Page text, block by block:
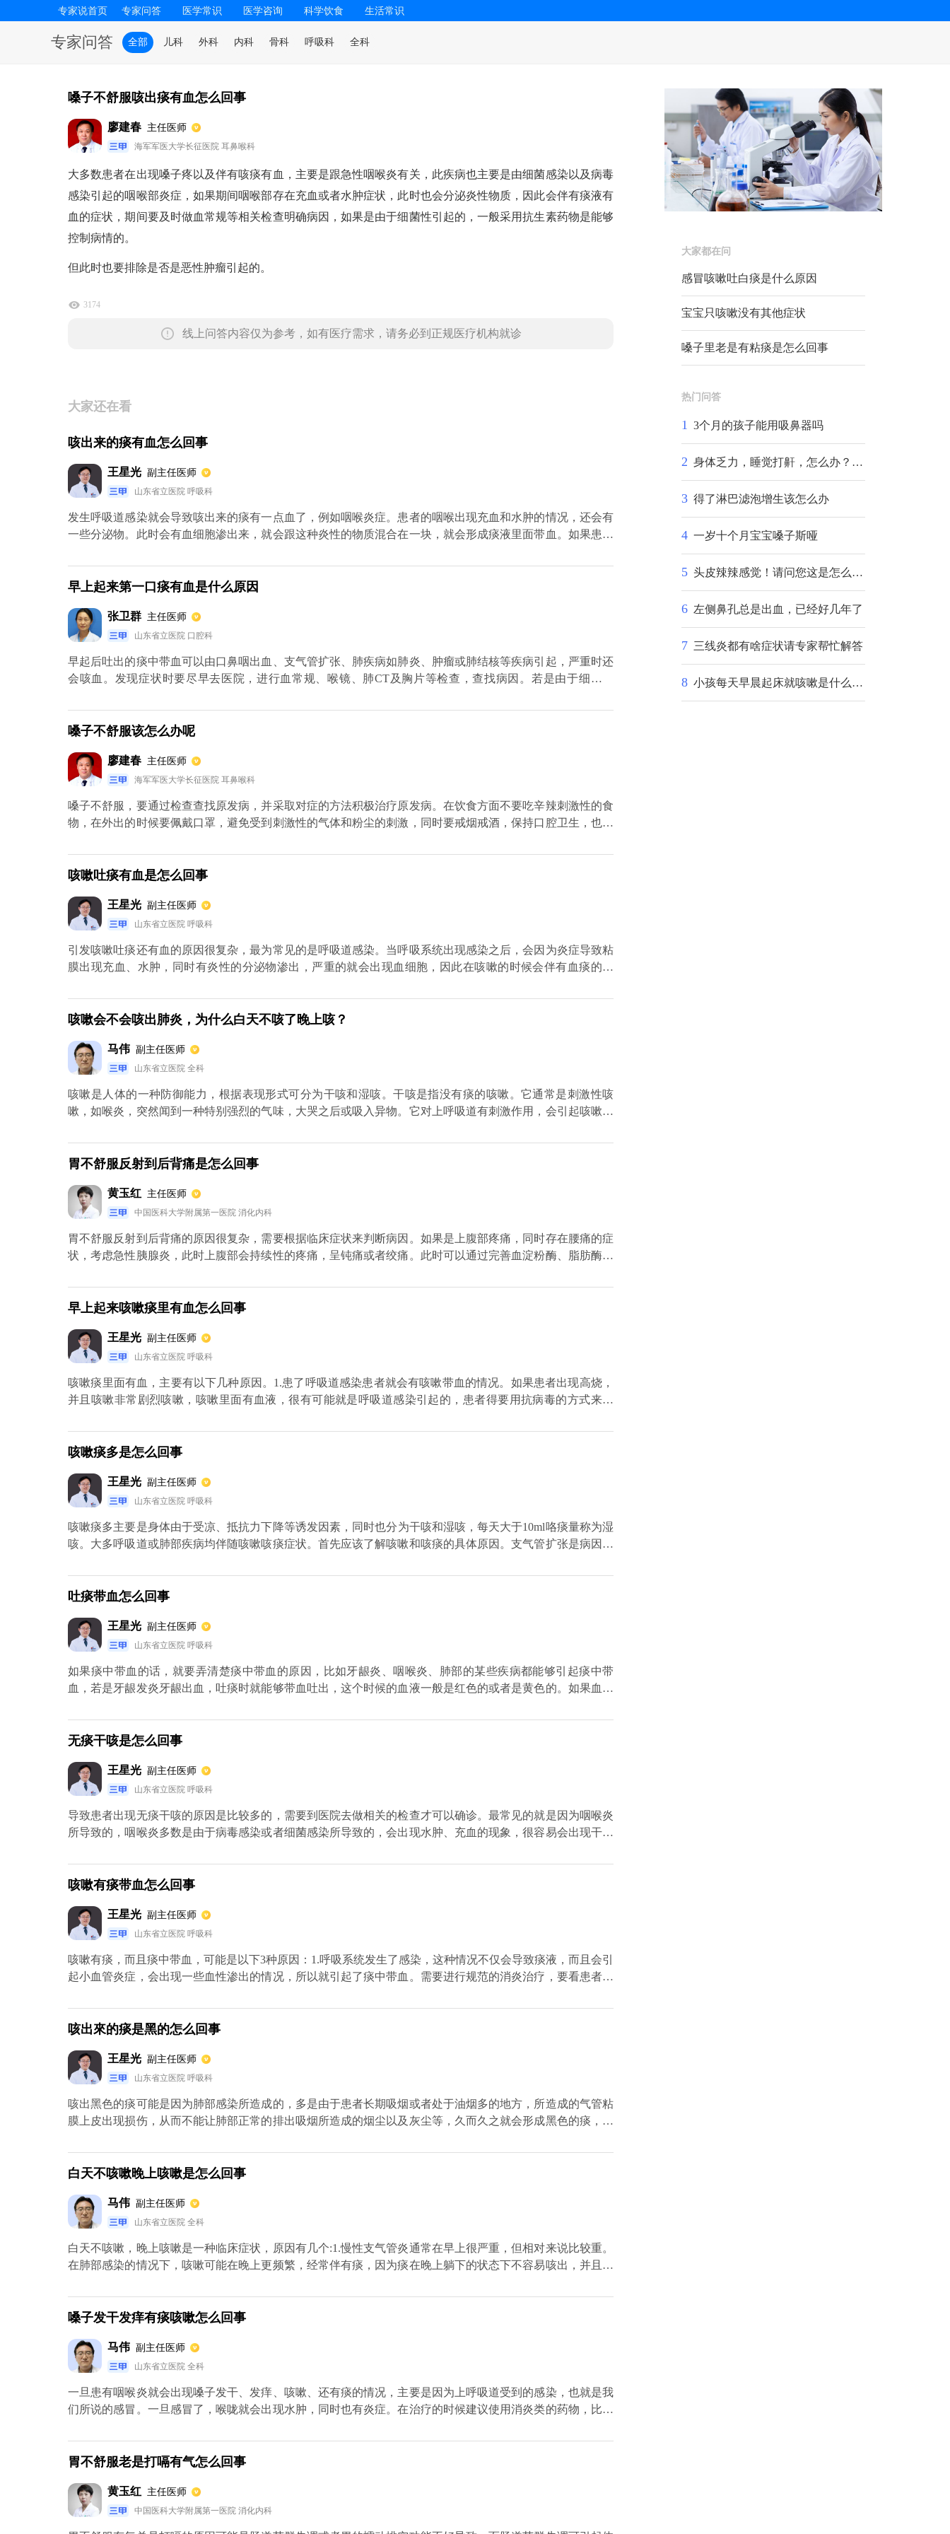
专家说首页 专家问答 医学常识 医学咨询 科学饮食 生活常识
专家问答 全部 儿科 外科 内科 骨科 呼吸科 全科
嗓子不舒服咳出痰有血怎么回事
廖建春 主任医师
海军军医大学长征医院 耳鼻喉科
大多数患者在出现嗓子疼以及伴有咳痰有血，主要是跟急性咽喉炎有关，此疾病也主要是由细菌感染以及病毒
感染引起的咽喉部炎症，如果期间咽喉部存在充血或者水肿症状，此时也会分泌炎性物质，因此会伴有痰液有
血的症状，期间要及时做血常规等相关检查明确病因，如果是由于细菌性引起的，一般采用抗生素药物是能够
控制病情的。
但此时也要排除是否是恶性肿瘤引起的。
3174
线上问答内容仅为参考，如有医疗需求，请务必到正规医疗机构就诊
大家还在看
咳出来的痰有血怎么回事
王星光 副主任医师
山东省立医院 呼吸科
发生呼吸道感染就会导致咳出来的痰有一点血了，例如咽喉炎症。患者的咽喉出现充血和水肿的情况，还会有
一些分泌物。此时会有血细胞渗出来，就会跟这种炎性的物质混合在一块，就会形成痰液里面带血。如果患者
会引起患者的血管破裂，就会出现咳血的症状了。肿瘤患者在并发感染情况下，也会导致咳出来的痰有血。
早上起来第一口痰有血是什么原因
张卫群 主任医师
山东省立医院 口腔科
早起后吐出的痰中带血可以由口鼻咽出血、支气管扩张、肺疾病如肺炎、肿瘤或肺结核等疾病引起，严重时还
会咳血。发现症状时要尽早去医院，进行血常规、喉镜、肺CT及胸片等检查，查找病因。若是由于细菌感
治疗等。
嗓子不舒服该怎么办呢
廖建春 主任医师
海军军医大学长征医院 耳鼻喉科
嗓子不舒服，要通过检查查找原发病，并采取对症的方法积极治疗原发病。在饮食方面不要吃辛辣刺激性的食
物，在外出的时候要佩戴口罩，避免受到刺激性的气体和粉尘的刺激，同时要戒烟戒酒，保持口腔卫生，也可
不适的症状，例如重度贫血、甲状腺功能低下、内分泌紊乱等，要及时治疗原发病，在原发病在得到控制的情
况下，嗓子不舒服的情况会自然缓解，如果是中老年病人出现嗓子不舒服，及时去正规医院，在专业医生的指
咳嗽吐痰有血是怎么回事
王星光 副主任医师
山东省立医院 呼吸科
引发咳嗽吐痰还有血的原因很复杂，最为常见的是呼吸道感染。当呼吸系统出现感染之后，会因为炎症导致粘
膜出现充血、水肿，同时有炎性的分泌物渗出，严重的就会出现血细胞，因此在咳嗽的时候会伴有血痰的症
同时导致周围的小血管发生渗血，在咳嗽的时候就会导致痰液中有血。此外，肺结核也是引发这一症状的重要
原因，也应该积极的进行排查。
咳嗽会不会咳出肺炎，为什么白天不咳了晚上咳？
马伟 副主任医师
山东省立医院 全科
咳嗽是人体的一种防御能力，根据表现形式可分为干咳和湿咳。干咳是指没有痰的咳嗽。它通常是刺激性咳
嗽，如喉炎，突然闻到一种特别强烈的气味，大哭之后或吸入异物。它对上呼吸道有刺激作用，会引起咳嗽。
毛会摆动得更快，从而将分泌物推出体外。在向外摆动的过程中，它会加速呼吸，气流会迅速向外流动，引起
咳嗽。咳嗽孩子的咳嗽首先意味着他的防御能力是正常的。所以咳嗽在大多数情况下是好事，而不是坏事。不
的孩子身体防御能力差，因为他们的肺里有很多分泌物，但他们不能咳出来，所以不要认为孩子咳嗽是一件坏
事。孩子没有发烧，为什么咳嗽还是不好？咳嗽意味着粘膜损伤，需要修复。如果儿童经常咳嗽，这意味着呼
吸道粘膜有问题，处于高度敏感状态。我们正常人受到刺激时会咳嗽。然而，如果粘膜受损，或者在受伤后没
有得到修复，它将变得非常脆弱，并且会对轻微的刺激做出反应，特别是容易咳嗽。咳嗽有三个步骤:刺激呼吸
道粘膜的因素、咳嗽过程和咳嗽后的修复有些家长说，孩子没有发烧，为什么咳嗽不好？事实上，这是正在修
病毒和细菌在体内的复制不会继续。人体免疫系统已经处于领先地位。这时，鼻子、喉咙、气管、支气管和其
他部位的粘膜开始排出细菌。这个过程也是一种刺激，所以孩子不会发烧，而是开始咳嗽，分泌物增多。深度
咳嗽和轻度咳嗽咳嗽的位置和性质不同。浅咳短而迅速，通常在喉咙里，而深咳在气管、支气管或肺里，听起
来像是来自胸腔。浅咳和深咳有一个比较容易区分的特点，就是看咳嗽的声音是长还是短，浅咳时咳嗽的频率
很快，听起来很短，而深咳的时间相对较长。永远不要根据分泌物的量来判断孩子的浅咳嗽或深咳嗽。因为从
我们的鼻子和喉咙到气管和肺，整个呼吸系统都是分泌腺，而且分泌物可以在浅咳和深咳中找到。此外，我们
涕大多是浅咳，因为上呼吸道的分泌物更容易咳出来，而且病情并不严重。而深度咳嗽因为位置较低，儿童往
往没有能力咳出痰来。这时，你会觉得孩子咳嗽得很厉害，或者咳嗽后不觉得轻松，这时候病情就更严重了。
咳嗽，主要是流鼻涕，但晚上咳嗽更严重。这是因为当孩子平躺时，他的喉咙处于低水平，鼻腔中的分泌物不
能通过流鼻涕的过程排出，而流鼻涕会流回喉咙，刺激喉咙，引起咳嗽，使孩子经常在晚上咳嗽，并使父母感
到孩子的病情正在恶化，事实并非如此。无论白天还是晚上，深度咳嗽都是相同的咳嗽，甚至有些儿童白天咳
嗽得更厉害，晚上咳嗽得相对较轻，因此深度咳嗽的儿童可以睡得更好。你能服用消炎药吗？喉咙发炎并不总
是细菌感染。细心的父母可能会发现孩子咳嗽时喉咙红肿。他们担心孩子的炎症，所以他们想用抗生素来缓解
是小，局部都会胀大，并感到有点痛和热。它属于细菌感染。如果有局部创伤，也会有局部红肿、发热和疼痛
的炎症反应，但不是细菌感染。病毒刺激呼吸道，引起咳嗽、咽喉红肿。在哭或说得太多之后，喉咙也可能出
现红肿。这些导致咽喉红肿的原因不是细菌感染。不要进入这样一个误区:如果你说你的喉咙是红色的，就会有
炎症，如果有炎症，你必须使用抗生素。我们治疗咳嗽的目的不是减轻咳嗽，而是消除痰，因为分泌物是粘稠
的，含有许多蛋白质成分。如果这些分泌物没有排出呼吸道，细菌进入后会附着在痰液上。此时，痰成为细菌
快速繁殖的良好培养基，导致双重感染，即继发感染。因此，治疗的主要目的是消除痰和使分泌物变稀，以便
胃不舒服反射到后背痛是怎么回事
黄玉红 主任医师
中国医科大学附属第一医院 消化内科
胃不舒服反射到后背痛的原因很复杂，需要根据临床症状来判断病因。如果是上腹部疼痛，同时存在腰痛的症
状，考虑急性胰腺炎，此时上腹部会持续性的疼痛，呈钝痛或者绞痛。此时可以通过完善血淀粉酶、脂肪酶以
背部疼痛，此时要考虑心肌梗死的可能，需要化验血液和心电图检查来进行确诊。还有胃食管反流病也是引发
胃不舒服后背痛的主要原因，病情较重的话，还会累及胸骨后不适，建议通过电子胃镜检查。
早上起来咳嗽痰里有血怎么回事
王星光 副主任医师
山东省立医院 呼吸科
咳嗽痰里面有血，主要有以下几种原因。1.患了呼吸道感染患者就会有咳嗽带血的情况。如果患者出现高烧，
并且咳嗽非常剧烈咳嗽，咳嗽里面有血液，很有可能就是呼吸道感染引起的，患者得要用抗病毒的方式来治
差，体重有明显的减轻情况，这很有可能是肺结核引起的。3.一旦老年人有咳中带血的情况，或者患者有肺部
疾病，很有可能会得了肺癌。患者最好要到医院做个胸部的ct，看看是不是得了肺癌。4.此外患者的凝血功能
咳嗽痰多是怎么回事
王星光 副主任医师
山东省立医院 呼吸科
咳嗽痰多主要是身体由于受凉、抵抗力下降等诱发因素，同时也分为干咳和湿咳，每天大于10ml咯痰量称为湿
咳。大多呼吸道或肺部疾病均伴随咳嗽咳痰症状。首先应该了解咳嗽和咳痰的具体原因。支气管扩张是病因中
现会伴随大量咳嗽脓痰，可以到医院进行胸部CT或拍胸片来确诊，尽早配合医生治疗。
吐痰带血怎么回事
王星光 副主任医师
山东省立医院 呼吸科
如果痰中带血的话，就要弄清楚痰中带血的原因，比如牙龈炎、咽喉炎、肺部的某些疾病都能够引起痰中带
血，若是牙龈发炎牙龈出血，吐痰时就能够带血吐出，这个时候的血液一般是红色的或者是黄色的。如果血液
去医院及时就诊，最好拍个胸片检查下肺部情况，根据病情对症治疗，防止恶性病变。
无痰干咳是怎么回事
王星光 副主任医师
山东省立医院 呼吸科
导致患者出现无痰干咳的原因是比较多的，需要到医院去做相关的检查才可以确诊。最常见的就是因为咽喉炎
所导致的，咽喉炎多数是由于病毒感染或者细菌感染所导致的，会出现水肿、充血的现象，很容易会出现干咳
的，在治疗方面需要配合雾化吸入来治疗。
咳嗽有痰带血怎么回事
王星光 副主任医师
山东省立医院 呼吸科
咳嗽有痰，而且痰中带血，可能是以下3种原因：1.呼吸系统发生了感染，这种情况不仅会导致痰液，而且会引
起小血管炎症，会出现一些血性渗出的情况，所以就引起了痰中带血。需要进行规范的消炎治疗，要看患者是
话它周围的血管会出现病变，这样就会引起咳嗽有痰带血的症状。3.肿瘤，这是比较严重的一种情况，肿瘤如
果侵犯了血管，那么血管会破裂，所以会咳血。而且很多肿瘤患者会有继发细菌性感染的情况，所以这个时候
咳出來的痰是黑的怎么回事
王星光 副主任医师
山东省立医院 呼吸科
咳出黑色的痰可能是因为肺部感染所造成的，多是由于患者长期吸烟或者处于油烟多的地方，所造成的气管粘
膜上皮出现损伤，从而不能让肺部正常的排出吸烟所造成的烟尘以及灰尘等，久而久之就会形成黑色的痰，出
进行适当的抗生素治疗。有抽烟习惯的患者还要进行戒烟，改善生活环境，这样就有利于改善肺部的器官功
能。
白天不咳嗽晚上咳嗽是怎么回事
马伟 副主任医师
山东省立医院 全科
白天不咳嗽，晚上咳嗽是一种临床症状，原因有几个:1.慢性支气管炎通常在早上很严重，但相对来说比较重。
在肺部感染的情况下，咳嗽可能在晚上更频繁，经常伴有痰，因为痰在晚上躺下的状态下不容易咳出，并且咳
一种特殊类型的哮喘。3.例如，气道阻塞，气道中有新的有机体。平卧状态下气道阻塞更明显。咳嗽在晚上比
在白天更严重。简而言之，我们需要在医院进行检查，进行血液测试，看看是否有任何感染，并做必要的气管
能是咳嗽变异型哮喘，其特点是夜间咳嗽更厉害。
嗓子发干发痒有痰咳嗽怎么回事
马伟 副主任医师
山东省立医院 全科
一旦患有咽喉炎就会出现嗓子发干、发痒、咳嗽、还有痰的情况，主要是因为上呼吸道受到的感染，也就是我
们所说的感冒。一旦感冒了，喉咙就会出现水肿，同时也有炎症。在治疗的时候建议使用消炎类的药物，比如
痰，要服用氨溴特罗口服溶液。如果是黄痰，则需要服用肺力咳合剂。
胃不舒服老是打嗝有气怎么回事
黄玉红 主任医师
中国医科大学附属第一医院 消化内科
大家都在问
感冒咳嗽吐白痰是什么原因
宝宝只咳嗽没有其他症状
嗓子里老是有粘痰是怎么回事
热门问答
1 3个月的孩子能用吸鼻器吗
2 身体乏力，睡觉打鼾，怎么办？身体乏力，睡觉打鼾，怎么办？
3 得了淋巴滤泡增生该怎么办
4 一岁十个月宝宝嗓子斯哑
5 头皮辣辣感觉！请问您这是怎么回事！
6 左侧鼻孔总是出血，已经好几年了
7 三线炎都有啥症状请专家帮忙解答
8 小孩每天早晨起床就咳嗽是什么原因，怎么治疗呀